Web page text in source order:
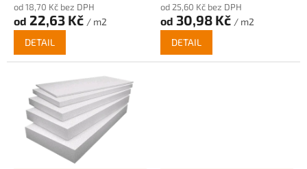
od 18,70 Kč bez DPH
od 22,63 Kč / m2
DETAIL
od 25,60 Kč bez DPH
od 30,98 Kč / m2
DETAIL